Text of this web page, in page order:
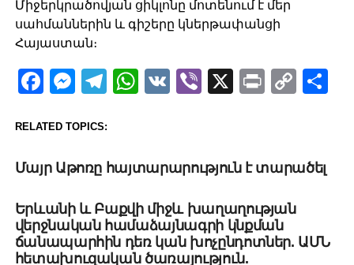
Միջերկրածովյան ցիկլոնը մոտենում է մեր
սահմաններին և գիշերը կներթափանցի
Հայաստան։
Facebook
Messenger
Telegram
WhatsApp
VK Viber
X PrintCopy
RELATED TOPICS:
Մայր Աթոռը հայտարարություն է տարածել
Երևանի և Բաքվի միջև խաղաղության
վերջնական համաձայնագրի կնքման
ճանապարհին դեռ կան խոչընդոտներ. ԱՄՆ
հետախուզական ծառայություն.